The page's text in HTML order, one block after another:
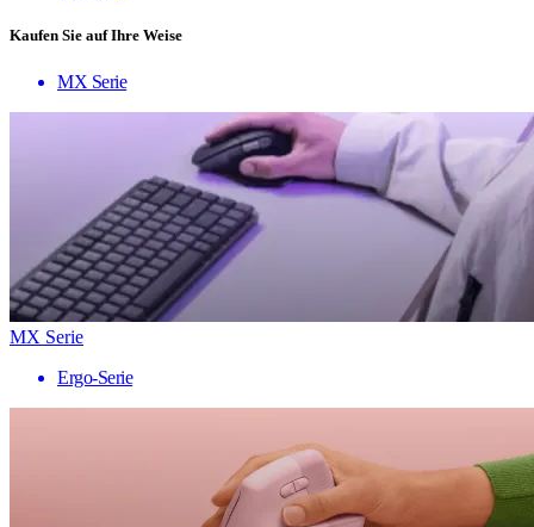
Kaufen Sie auf Ihre Weise
MX Serie
MX Serie
Ergo-Serie